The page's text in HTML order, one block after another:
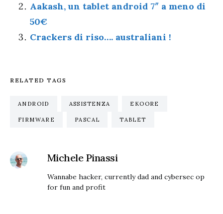
Aakash, un tablet android 7″ a meno di
50€
Crackers di riso…. australiani !
RELATED TAGS
ANDROID ASSISTENZA EKOORE
FIRMWARE PASCAL TABLET
Michele Pinassi
Wannabe hacker, currently dad and cybersec op
for fun and profit